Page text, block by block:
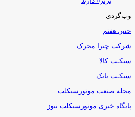
وب‌گردی
حس هفتم
شرکت چترا محرک
سیکلت کالا
سیکلت بانک
مجله صنعت موتورسیکلت
پایگاه خبری موتورسیکلت نیوز